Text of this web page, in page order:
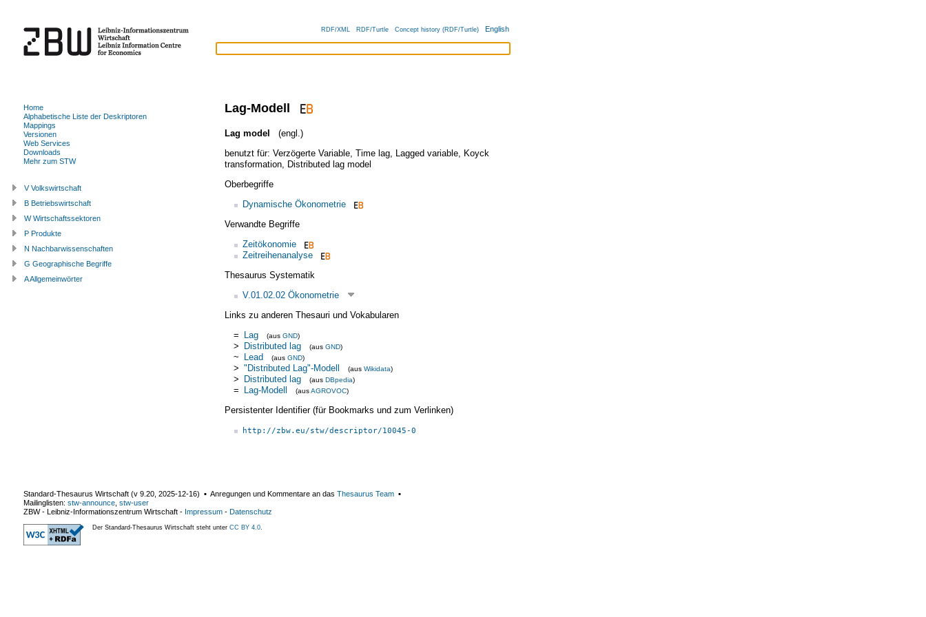
RDF/XML RDF/Turtle Concept history (RDF/Turtle) English
Lag-Modell
Lag model
(engl.)
benutzt für: Verzögerte Variable, Time lag, Lagged variable, Koyck
transformation, Distributed lag model
Oberbegriffe
Dynamische Ökonometrie
Verwandte Begriffe
Zeitökonomie
Zeitreihenanalyse
Thesaurus Systematik
V.01.02.02 Ökonometrie
Links zu anderen Thesauri und Vokabularen
= Lag (aus GND)
> Distributed lag (aus GND)
~ Lead (aus GND)
> "Distributed Lag"-Modell (aus Wikidata)
> Distributed lag (aus DBpedia)
= Lag-Modell (ausAGROVOC)
Persistenter Identifier (für Bookmarks und zum Verlinken)
http://zbw.eu/stw/descriptor/10045-0
Home
Alphabetische Liste der Deskriptoren
Mappings
Versionen
Web Services
Downloads
Mehr zum STW
V Volkswirtschaft
B Betriebswirtschaft
W Wirtschaftssektoren
P Produkte
N Nachbarwissenschaften
G Geographische Begriffe
A Allgemeinwörter
Standard-Thesaurus Wirtschaft (v 9.20 2025-12-16) ▪ Anregungen und Kommentare an das Thesaurus Team ▪
Mailinglisten: stw-announce stw-user
ZBW - Leibniz-Informationszentrum Wirtschaft - Impressum - Datenschutz
Der Standard-Thesaurus Wirtschaft steht unter CC BY 4.0